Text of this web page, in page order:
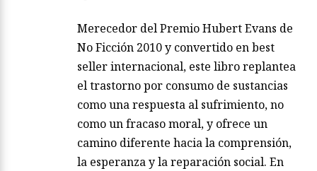
Merecedor del Premio Hubert Evans de
No Ficción 2010 y convertido en best
seller internacional, este libro replantea
el trastorno por consumo de sustancias
como una respuesta al sufrimiento, no
como un fracaso moral, y ofrece un
camino diferente hacia la comprensión,
la esperanza y la reparación social. En